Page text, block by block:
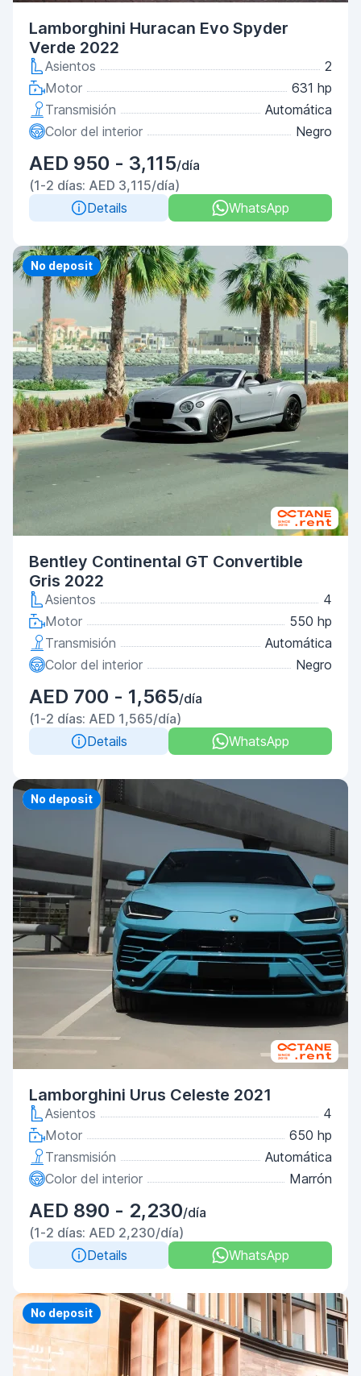
Lamborghini Huracan Evo Spyder
Verde 2022
Asientos
2
Motor
631 hp
Transmisión
Automática
Color del interior
Negro
AED 950 - 3,115/día
(1-2 días: AED 3,115/día)
Details
WhatsApp
Priority
No deposit
Bentley Continental GT Convertible
Gris 2022
Asientos
4
Motor
550 hp
Transmisión
Automática
Color del interior
Negro
AED 700 - 1,565/día
(1-2 días: AED 1,565/día)
Details
WhatsApp
Priority
No deposit
Lamborghini Urus Celeste 2021
Asientos
4
Motor
650 hp
Transmisión
Automática
Color del interior
Marrón
AED 890 - 2,230/día
(1-2 días: AED 2,230/día)
Details
WhatsApp
Priority
No deposit